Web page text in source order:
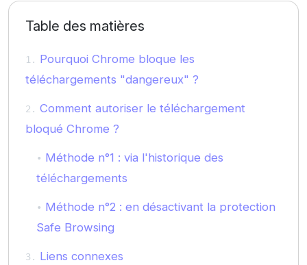
Table des matières
Pourquoi Chrome bloque les
téléchargements "dangereux" ?
Comment autoriser le téléchargement
bloqué Chrome ?
Méthode n°1 : via l'historique des
téléchargements
Méthode n°2 : en désactivant la protection
Safe Browsing
Liens connexes